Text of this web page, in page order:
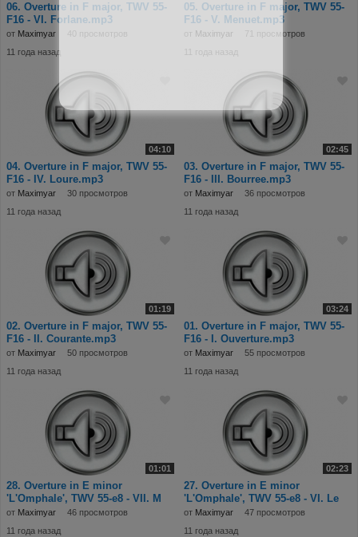
06. Overture in F major, TWV 55-
F16 - VI. Forlane.mp3
от Maximyar
40 просмотров
11 года назад
05. Overture in F major, TWV 55-
F16 - V. Menuet.mp3
от Maximyar
71 просмотров
11 года назад
04:10
04. Overture in F major, TWV 55-
F16 - IV. Loure.mp3
от Maximyar
30 просмотров
11 года назад
02:45
03. Overture in F major, TWV 55-
F16 - III. Bourree.mp3
от Maximyar
36 просмотров
11 года назад
01:19
02. Overture in F major, TWV 55-
F16 - II. Courante.mp3
от Maximyar
50 просмотров
11 года назад
03:24
01. Overture in F major, TWV 55-
F16 - I. Ouverture.mp3
от Maximyar
55 просмотров
11 года назад
01:01
28. Overture in E minor
'L'Omphale', TWV 55-e8 - VII. M
от Maximyar
46 просмотров
11 года назад
02:23
27. Overture in E minor
'L'Omphale', TWV 55-e8 - VI. Le
от Maximyar
47 просмотров
11 года назад